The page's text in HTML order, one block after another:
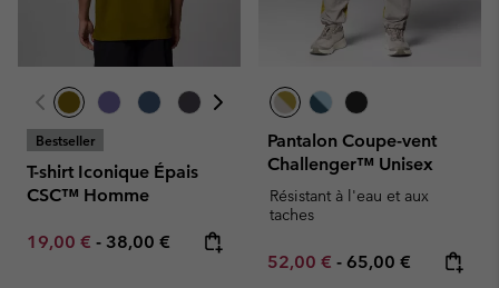
Bestseller
T-shirt Iconique Épais
CSC™ Homme
Minimum sale price:
19,00 € - Maximum price:
38,00 €
Pantalon Coupe-vent
Challenger™ Unisex
Résistant à l'eau et aux
taches
Minimum sale price:
52,00 € - Maximum price:
65,00 €